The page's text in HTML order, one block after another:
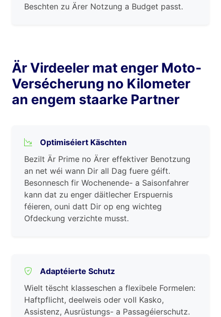
Beschten zu Ärer Notzung a Budget passt.
Är Virdeeler mat enger Moto-
Versécherung no Kilometer
an engem staarke Partner
Optimiséiert Käschten
Bezilt Är Prime no Ärer effektiver Benotzung
an net wéi wann Dir all Dag fuere géift.
Besonnesch fir Wochenende- a Saisonfahrer
kann dat zu enger däitlecher Erspuernis
féieren, ouni datt Dir op eng wichteg
Ofdeckung verzichte musst.
Adaptéierte Schutz
Wielt tëscht klasseschen a flexibele Formelen:
Haftpflicht, deelweis oder voll Kasko,
Assistenz, Ausrüstungs- a Passagéierschutz.